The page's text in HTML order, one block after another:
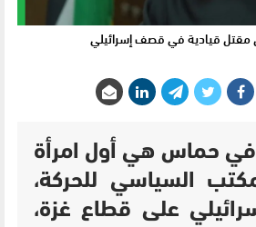
قيادية في قصف إسرائيلي
في حماس هي أول امرأة
السياسي للحركة،
على قطاع غزة،